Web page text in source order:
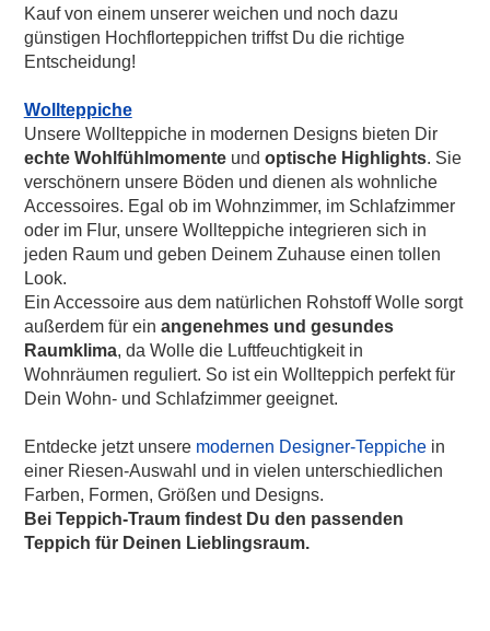
Kauf von einem unserer weichen und noch dazu
günstigen Hochflorteppichen triffst Du die richtige
Entscheidung!
Wollteppiche
Unsere Wollteppiche in modernen Designs bieten Dir
echte Wohlfühlmomenteund optische Highlights. Sie
verschönern unsere Böden und dienen als wohnliche
Accessoires. Egal ob im Wohnzimmer, im Schlafzimmer
oder im Flur, unsere Wollteppiche integrieren sich in
jeden Raum und geben Deinem Zuhause einen tollen
Look.
Ein Accessoire aus dem natürlichen Rohstoff Wolle sorgt
außerdem für ein angenehmes und gesundes
Raumklima, da Wolle die Luftfeuchtigkeit in
Wohnräumen reguliert. So ist ein Wollteppich perfekt für
Dein Wohn- und Schlafzimmer geeignet.
Entdecke jetzt unsere modernen Designer-Teppichein
einer Riesen-Auswahl und in vielen unterschiedlichen
Farben, Formen, Größen und Designs.
Bei Teppich-Traum findest Du den passenden
Teppich für Deinen Lieblingsraum.